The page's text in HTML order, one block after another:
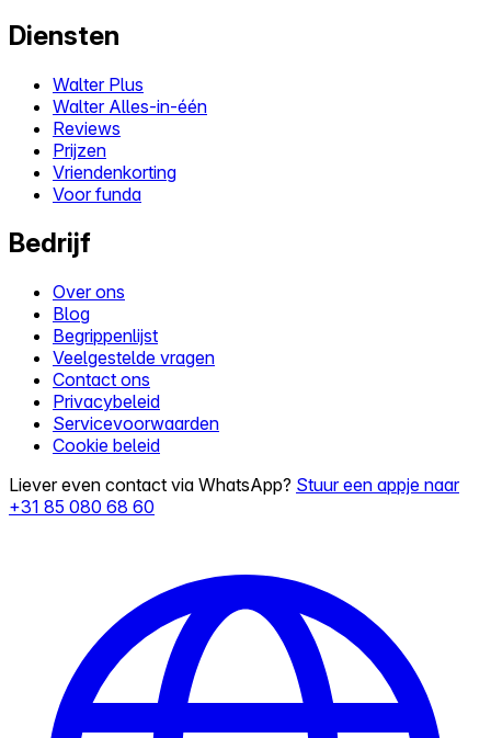
Diensten
Walter Plus
Walter Alles-in-één
Reviews
Prijzen
Vriendenkorting
Voor funda
Bedrijf
Over ons
Blog
Begrippenlijst
Veelgestelde vragen
Contact ons
Privacybeleid
Servicevoorwaarden
Cookie beleid
Liever even contact via WhatsApp? Stuur een appje naar
+31 85 080 68 60